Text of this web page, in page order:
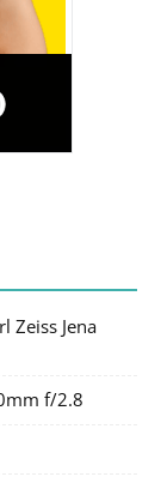
Zeiss Jena
f/2.8